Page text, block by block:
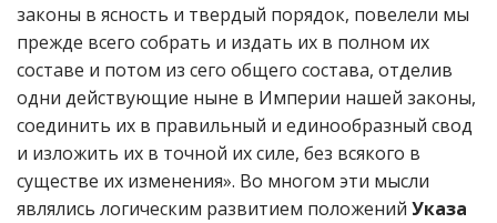
законы в ясность и твердый порядок, повелели мы
прежде всего собрать и издать их в полном их
составе и потом из сего общего состава, отделив
одни действующие ныне в Империи нашей законы,
соединить их в правильный и единообразный свод
и изложить их в точной их силе, без всякого в
существе их изменения». Во многом эти мысли
являлись логическим развитием положений Указа